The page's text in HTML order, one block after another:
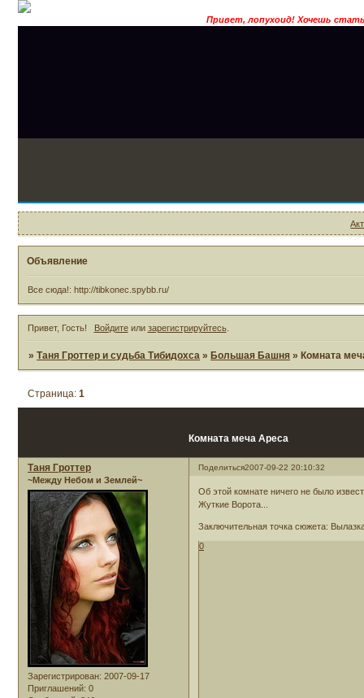
Привет, лопухоид! Хочешь стать магом,
Объявление
Все сюда!: http://tibkonec.spybb.ru/
Привет, Гость! Войдитеили зарегистрируйтесь.
»Таня Гроттер и судьба Тибидохса »Большая Башня »Комната
Комната меча Ареса
Страница:1
Поделиться2007-09-22 20:10:32
Таня Гроттер
~Между Небом и Землей~
Зарегистрирован: 2007-09-17
Приглашений: 0
Об этой комнате ничего не было
Жуткие Ворота...
Заключительная точка сюжета:
0